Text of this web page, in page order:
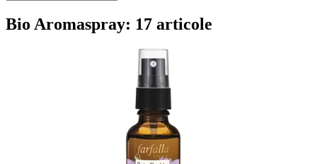
Bio Aromaspray: 17 articole